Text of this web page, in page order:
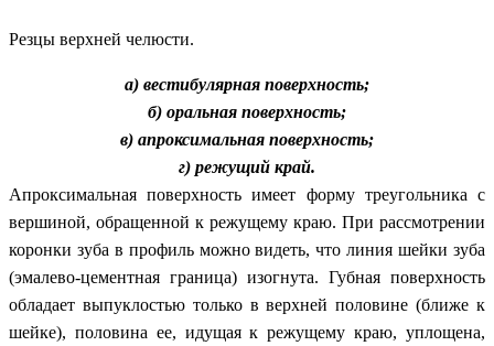
Резцы верхней челюсти.
а) вестибулярная поверхность;
б) оральная поверхность;
в) апроксимальная поверхность;
г) режущий край.
Апроксимальная поверхность имеет форму треугольника с
вершиной, обращенной к режущему краю. При рассмотрении
коронки зуба в профиль можно видеть, что линия шейки зуба
(эмалево-цементная граница) изогнута. Губная поверхность
обладает выпуклостью только в верхней половине (ближе к
шейке), половина ее, идущая к режущему краю, уплощена,